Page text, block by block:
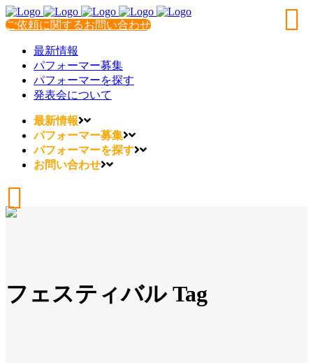
ご依頼に関するお問い合わせ
最新情報
パフォーマー募集
パフォーマーを探す
発表会について
最新情報
パフォーマー募集
パフォーマーを探す
お問い合わせ
フェスティバル Tag